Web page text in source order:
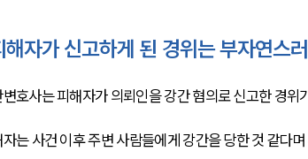
해자가 신고하게 된 경위는 부자연스
호사는 피해자가 의뢰인을 강간 혐의로 신고한 경
는 사건 이후 주변 사람들에게 강간을 당한 것 같다